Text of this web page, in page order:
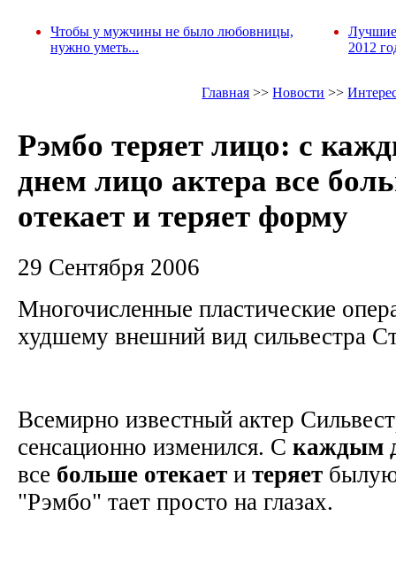
Чтобы у мужчины не было любовницы,
нужно уметь...
Лучшие
2012
Главная >>Новости >>
Рэмбо теряет лицо: с
днем лицо актера все
отекает и теряет форму
29 Сентября 2006
Многочисленные пластические
худшему внешний вид cильвестра
Всемирно известный актер
сенсационно изменился. С каждым
все больше отекает и теряет
"Рэмбо" тает просто на глазах.